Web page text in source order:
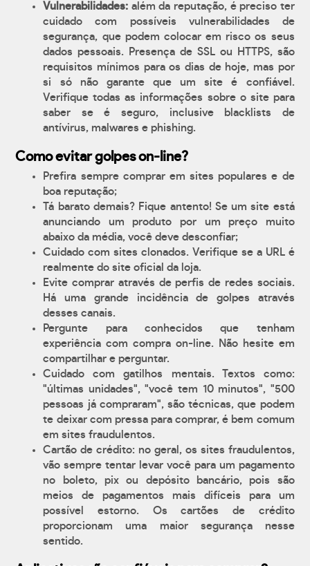
Vulnerabilidades: além da reputação, é preciso ter
cuidado com possíveis vulnerabilidades de
segurança, que podem colocar em risco os seus
dados pessoais. Presença de SSL ou HTTPS, são
requisitos mínimos para os dias de hoje, mas por
si só não garante que um site é confiável.
Verifique todas as informações sobre o site para
saber se é seguro, inclusive blacklists de
antívirus, malwares e phishing.
Como evitar golpes on-line?
Prefira sempre comprar em sites populares e de
boa reputação;
Tá barato demais? Fique antento! Se um site está
anunciando um produto por um preço muito
abaixo da média, você deve desconfiar;
Cuidado com sites clonados. Verifique se a URL é
realmente do site oficial da loja.
Evite comprar através de perfis de redes sociais.
Há uma grande incidência de golpes através
desses canais.
Pergunte para conhecidos que tenham
experiência com compra on-line. Não hesite em
compartilhar e perguntar.
Cuidado com gatilhos mentais. Textos como:
"últimas unidades", "você tem 10 minutos", "500
pessoas já compraram", são técnicas, que podem
te deixar com pressa para comprar, é bem comum
em sites fraudulentos.
Cartão de crédito: no geral, os sites fraudulentos,
vão sempre tentar levar você para um pagamento
no boleto, pix ou depósito bancário, pois são
meios de pagamentos mais difíceis para um
possível estorno. Os cartões de crédito
proporcionam uma maior segurança nesse
sentido.